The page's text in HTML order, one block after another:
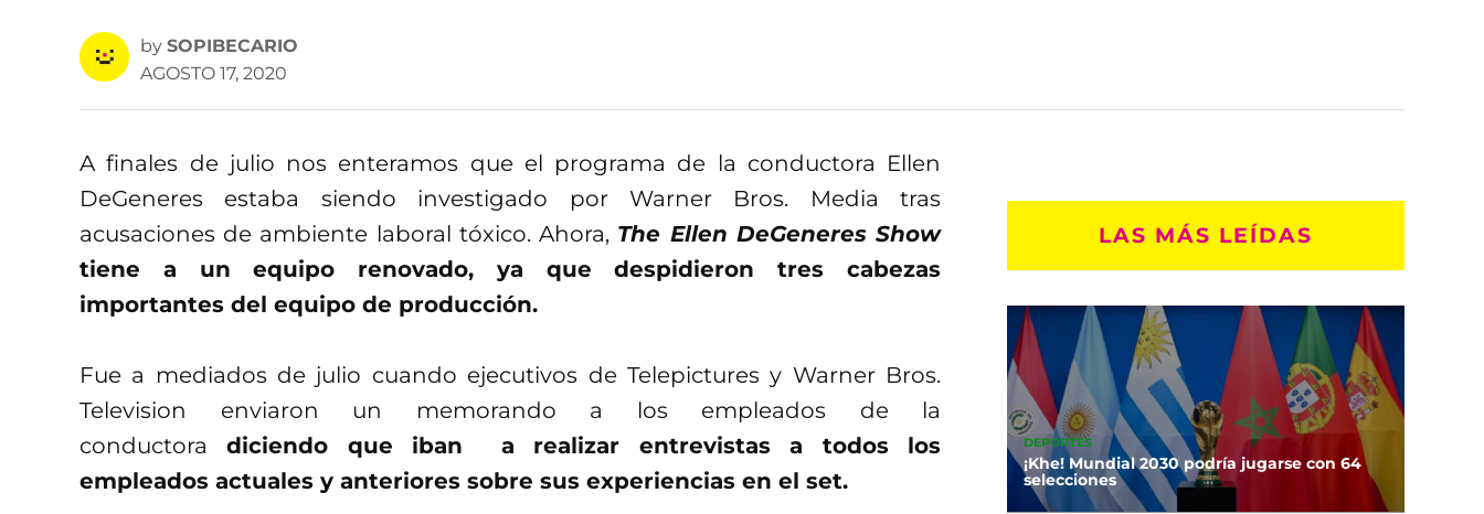
by SOPIBECARIO
AGOSTO 17, 2020
A finales de julio nos enteramos que el programa de la conductora Ellen
DeGeneres estaba siendo investigado por Warner Bros. Media tras
acusaciones de ambiente laboral tóxico. Ahora, The Ellen DeGeneres Show
tiene a un equipo renovado, ya que despidieron tres cabezas
importantes del equipo de producción.
Fue a mediados de julio cuando ejecutivos de Telepictures y Warner Bros.
Television enviaron un memorando a los empleados de la
conductora diciendo que iban a realizar entrevistas a todos los
empleados actuales y anteriores sobre sus experiencias en el set.
LAS MÁS LEÍDAS
DEPORTES
¡Khe! Mundial 2030 podría jugarse con 64
selecciones